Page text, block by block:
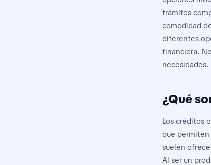
trámites
comodidad
diferentes
financiera.
necesidades.
¿Qué
Los créditos
que permiten
suelen
Al ser un